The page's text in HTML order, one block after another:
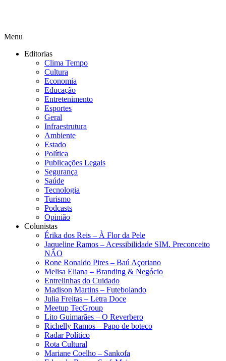
Menu
Editorias
Clima Tempo
Cultura
Economia
Educação
Entretenimento
Esportes
Geral
Infraestrutura
Ambiente
Estado
Política
Publicações Legais
Segurança
Saúde
Tecnologia
Turismo
Podcasts
Opinião
Colunistas
Érika dos Reis​ – À Flor da Pele
Jaqueline Ramos – Acessibilidade SIM. Preconceito
NÃO
Rone Ronaldo Pires – Baú Açoriano
Melisa Eliana – Branding & Negócio
Entrelinhas do Cuidado
Madison Martins – Futebolando
Julia Freitas​ – Letra Doce
Meetup TecGroup
Lito Guimarães – O Reverbero
Richelly Ramos​ – Papo de boteco
Radar Político
Rota Cultural
Mariane Coelho – Sankofa